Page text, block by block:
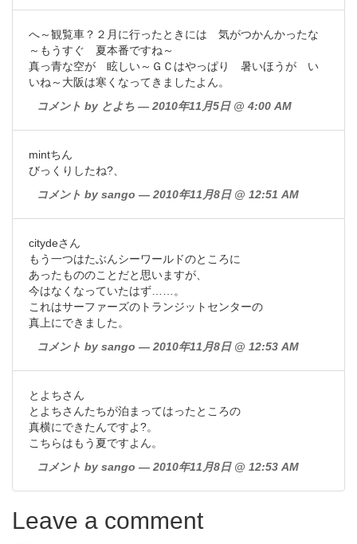
へ～観覧車？２月に行ったときには 気がつかんかったな
～もうすぐ 夏本番ですね～
真っ青な空が 眩しい～ＧＣはやっぱり 暑いほうが い
いね～大阪は寒くなってきましたよん。
コメント by とよち — 2010年11月5日 @ 4:00 AM
mintちん
びっくりしたね?、
コメント by sango — 2010年11月8日 @ 12:51 AM
citydeさん
もう一つはたぶんシーワールドのところに
あったもののことだと思いますが、
今はなくなっていたはず……。
これはサーファーズのトランジットセンターの
真上にできました。
コメント by sango — 2010年11月8日 @ 12:53 AM
とよちさん
とよちさんたちが泊まってはったところの
真横にできたんですよ?。
こちらはもう夏ですよん。
コメント by sango — 2010年11月8日 @ 12:53 AM
Leave a comment